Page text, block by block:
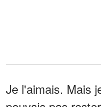
Je l'aimais. Mais